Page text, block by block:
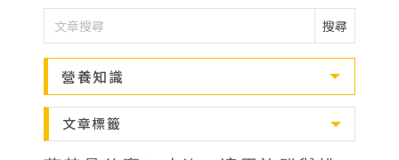
百靈油
魚
油
益生菌 D3 穀胱甘肽
維他命C
鐵
B群
搜尋
營養知識
文章標籤
保健系列
成份分類
適用族群
嚴選好物